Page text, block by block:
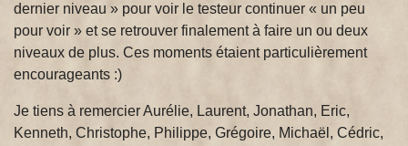
dernier niveau » pour voir le testeur continuer « un peu
pour voir » et se retrouver finalement à faire un ou deux
niveaux de plus. Ces moments étaient particulièrement
encourageants :)
Je tiens à remercier Aurélie, Laurent, Jonathan, Eric,
Kenneth, Christophe, Philippe, Grégoire, Michaël, Cédric,